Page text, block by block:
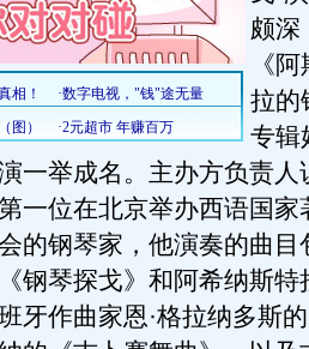
颇深
《
拉的
专辑
一举成名。主办方负责人
一位在北京举办西语国家
的钢琴家，他演奏的曲目
钢琴探戈》和阿希纳斯特
牙作曲家恩·格拉纳多斯